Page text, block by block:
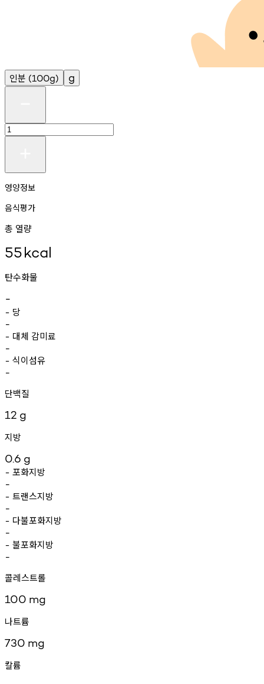
인분 (100g) g
영양정보
음식평가
총 열량
55kcal
탄수화물
-
- 당
-
- 대체 감미료
-
- 식이섬유
-
단백질
12 g
지방
0.6 g
- 포화지방
-
- 트랜스지방
-
- 다불포화지방
-
- 불포화지방
-
콜레스트롤
100 mg
나트륨
730 mg
칼륨